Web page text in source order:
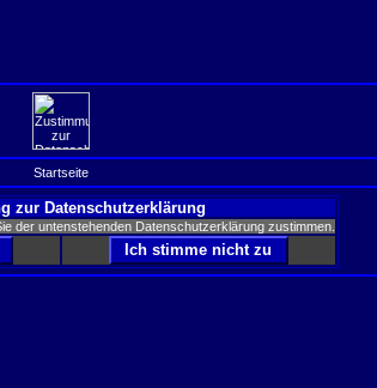
Startseite
zur Datenschutzerklärung
der untenstehenden Datenschutzerklärung zustimmen.